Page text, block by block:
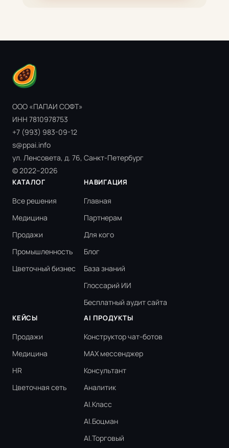
ООО «ПАПАИ СОФТ»
ИНН 7810978753
+7 (993) 983-09-12
s@ppai.info
ул. Ленсовета, д. 76, Санкт-Петербург
© 2022–2026
КАТАЛОГ
Все решения
Медицина
Продажи
Промышленность
Цветочный бизнес
НАВИГАЦИЯ
Главная
Партнерам
Для кого
Блог
База знаний
Глоссарий ИИ
Бесплатный аудит сайта
КЕЙСЫ
Продажи
Медицина
HR
Цветочная сеть
AI ПРОДУКТЫ
Конструктор чат-ботов
MAX мессенджер
Консультант
Аналитик
AI.Класс
AI.Боцман
AI.Торговый